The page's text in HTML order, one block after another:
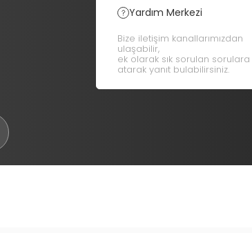
Yardım Merkezi
Bize iletişim kanallarımızdan
ulaşabilir,
ek olarak sık sorulan
atarak yanıt bulabilirsiniz.